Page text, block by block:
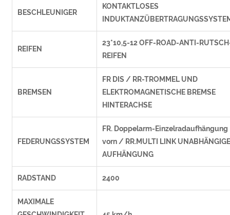
BESCHLEUNIGER
KONTAKTLOSES
REIFEN
23*10,5-12 OFF-ROAD-ANTI-
REIFEN
BREMSEN
FR DIS / RR-TROMMEL UND
ELEKTROMAGNETISCHE BREMSE
HINTERACHSE
FEDERUNGSSYSTEM
FR. Doppelarm-Einzelradaufhängung
vorn / RR.MULTI LINK
AUFHÄNGUNG
RADSTAND 2400
MAXIMALE